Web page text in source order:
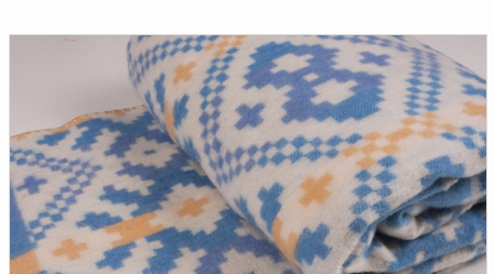
Текстиль для ресторанов и
Текстильная галантерея и
Условия работы
Оплата и доставка
Как оформить заказ
Вакансии
Как нас найти